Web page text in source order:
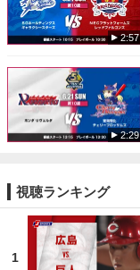
2:57
2:29
視聴ランキング
1